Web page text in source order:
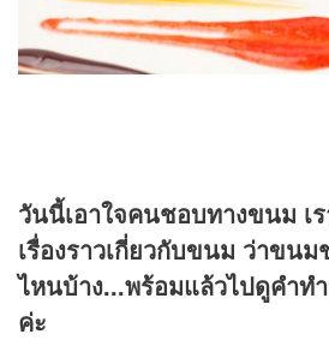
วันนี้เอาใจคนชอบทางขนม เ
เรื่องราวเกี่ยวกับขนม ว่าขน
ไหนบ้าง...พร้อมแล้วไปดูคำท
ค่ะ